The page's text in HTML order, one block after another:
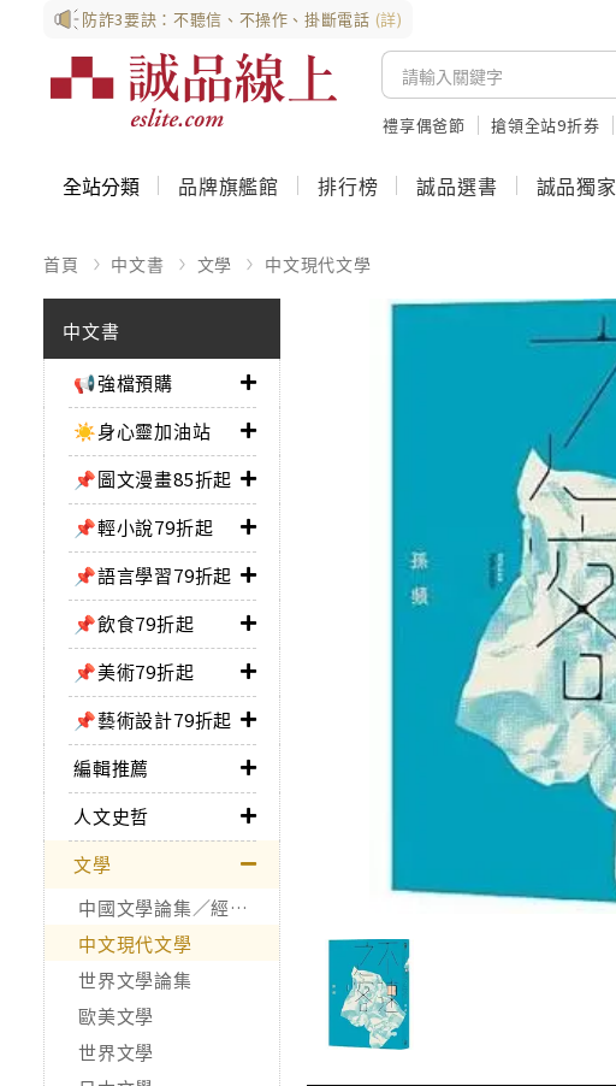
防詐3要訣：不聽信、不操作、掛斷電話 (詳)
禮享偶爸節 搶領全站9折券
全站分類 品牌旗艦館 排行榜 誠品選書 誠品獨家
首頁 中文書 文學 中文現代文學
中文書
📢強檔預購
☀️身心靈加油站
📌圖文漫畫85折起
📌輕小說79折起
📌語言學習79折起
📌飲食79折起
📌美術79折起
📌藝術設計79折起
編輯推薦
人文史哲
文學
中國文學論集／經典作品
中文現代文學
世界文學論集
歐美文學
世界文學